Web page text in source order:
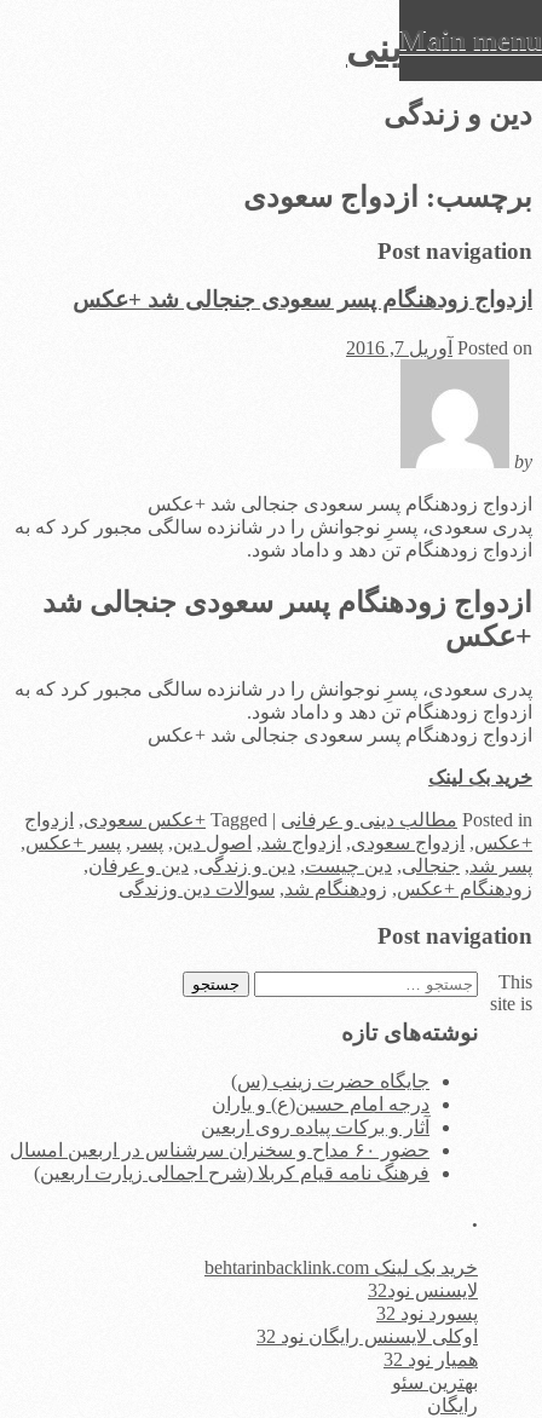
عرفان دینی
دین و زندگی
Main menu
to
content
برچسب: ازدواج سعودی
Post navigation
ازدواج زودهنگام پسر سعودی جنجالی شد +عکس
Posted on آوریل 7, 2016
by
ازدواج زودهنگام پسر سعودی جنجالی شد +عکس
پدری سعودی، پسرِ نوجوانش را در شانزده سالگی مجبور کرد که به
ازدواج زودهنگام تن دهد و داماد شود.
ازدواج زودهنگام پسر سعودی جنجالی شد
+عکس
پدری سعودی، پسرِ نوجوانش را در شانزده سالگی مجبور کرد که به
ازدواج زودهنگام تن دهد و داماد شود.
ازدواج زودهنگام پسر سعودی جنجالی شد +عکس
خرید بک لینک
Posted in مطالب دینی و عرفانی |
Tagged +عکس سعودی, ازدواج
+عکس, ازدواج سعودی, ازدواج شد, اصول دین, پسر , پسر +عکس,
پسر شد, جنجالی, دین چیست, دین و زندگی, دین و عرفان,
زودهنگام +عکس, زودهنگام شد, سوالات دین وزندگی
Post navigation
جستجو
نوشته‌های تازه
جایگاه حضرت زینب (س)
درجه امام حسین(ع) و یاران
آثار و برکات پیاده روی اربعین
حضور ۶۰ مداح و سخنران سرشناس در اربعین امسال
فرهنگ نامه قیام کربلا (شرح اجمالی زیارت اربعین)
.
خرید بک لینک behtarinbacklink.com
لایسنس نود32
پسورد نود 32
اوکلی لایسنس رایگان نود 32
همیار نود 32
بهترین سئو
رایگان
This
site is